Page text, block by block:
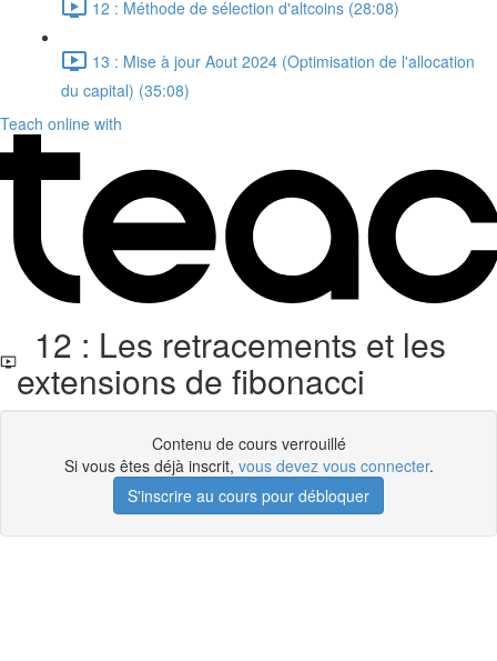
12 : Méthode de sélection d'altcoins (28:08)
13 : Mise à jour Aout 2024 (Optimisation de l'allocation
du capital) (35:08)
Teach online with
12 : Les retracements et les
extensions de fibonacci
Contenu de cours verrouillé
Si vous êtes déjà inscrit, vous devez vous connecter.
S'inscrire au cours pour débloquer